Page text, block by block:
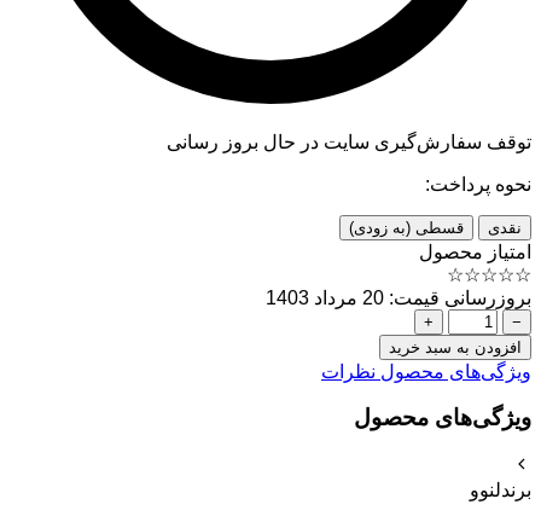
توقف سفارش‌گیری سایت در حال بروز رسانی
نحوه پرداخت:
نقدی قسطی (به زودی)
امتیاز محصول
☆
☆
☆
☆
☆
بروزرسانی قیمت: 20 مرداد 1403
−
+
افزودن به سبد خرید
ویژگی‌های محصول نظرات
ویژگی‌های محصول
برندلنوو